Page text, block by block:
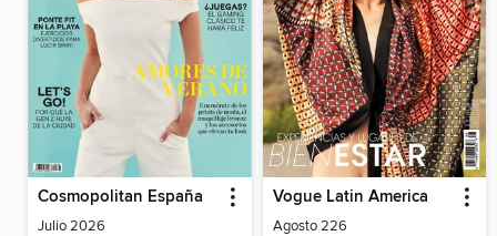
Cosmopolitan España
Julio 2026
Vogue Latin America
Agosto 226